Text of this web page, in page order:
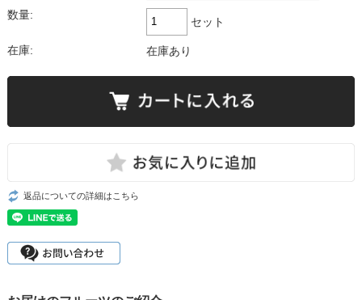
数量:
セット
在庫: 在庫あり
返品についての詳細はこちら